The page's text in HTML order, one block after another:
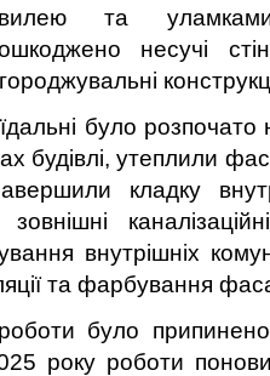
та
несучі
було розпочато
будівлі, утеплили
кладку
внутрішніх
та фарбування
було
року роботи